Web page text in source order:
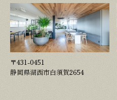
〒431-0451
静岡県湖西市白須賀2654